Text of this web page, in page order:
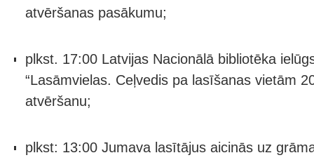
atvēršanas pasākumu;
plkst. 17:00 Latvijas Nacionālā bibliotēka
“Lasāmvielas. Ceļvedis pa lasīšanas vietām
atvēršanu;
plkst: 13:00 Jumava lasītājus aicinās uz